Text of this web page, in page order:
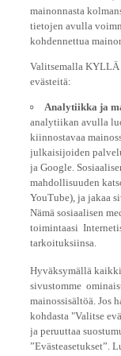
tietojen avulla
kohdennettua
evästeitä:
analytiikan avulla
kiinnostavaa
julkaisijoiden
ja Google.
mahdollisuuden
YouTube), ja jakaa
Nämä sosiaalisen
toimintaasi
tarkoituksiinsa.
sivustomme
mainossisältöä. Jos
kohdasta "Valitse
ja peruuttaa
”Evästeasetukset”.